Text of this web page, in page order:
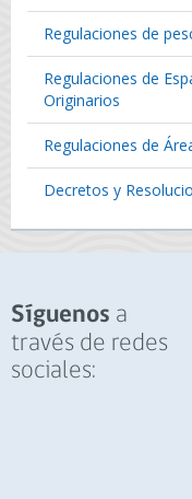
Regulaciones de
Regulaciones de
Originarios
Regulaciones de
Decretos y
Síguenos a
través de redes
sociales: